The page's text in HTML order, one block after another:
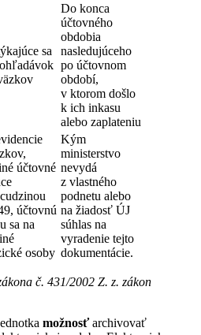
sa
Do konca
účtovného
obdobia
nasledujúceho
po účtovnom
období,
v ktorom došlo
k ich inkasu
alebo zaplateniu
účtovné
účtovnú
sa na
osoby
Kým
ministerstvo
nevydá
z vlastného
podnetu alebo
na žiadosť ÚJ
súhlas na
vyradenie tejto
dokumentácie.
č. 431/2002 Z. z. zákon
možnosťarchivovať